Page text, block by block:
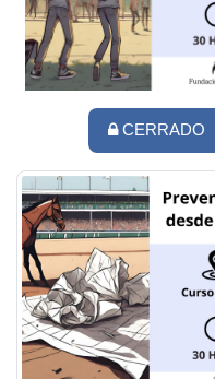
CERRADO